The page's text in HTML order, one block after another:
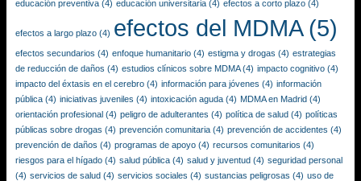
educación preventiva (4) educación universitaria (4) efectos a corto plazo (4)
efectos a largo plazo (4) efectos del MDMA(5)
efectos secundarios (4) enfoque humanitario (4) estigma y drogas (4) estrategias
de reducción de daños (4) estudios clínicos sobre MDMA(4) impacto cognitivo (4)
impacto del éxtasis en el cerebro (4) información para jóvenes (4) información
pública (4) iniciativas juveniles (4) intoxicación aguda (4) MDMA en Madrid (4)
orientación profesional (4) peligro de adulterantes (4) política de salud (4) políticas
públicas sobre drogas (4) prevención comunitaria (4) prevención de accidentes (4)
prevención de daños (4) programas de apoyo (4) recursos comunitarios (4)
riesgos para el hígado (4) salud pública (4) salud y juventud (4) seguridad personal
(4) servicios de salud (4) servicios sociales (4) sustancias peligrosas (4) uso de